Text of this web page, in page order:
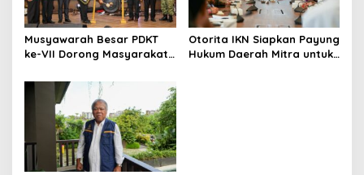
Musyawarah Besar PDKT
ke-VII Dorong Masyarakat
Pembangunan IKN
Otorita IKN Siapkan Payung
Hukum Daerah Mitra untuk